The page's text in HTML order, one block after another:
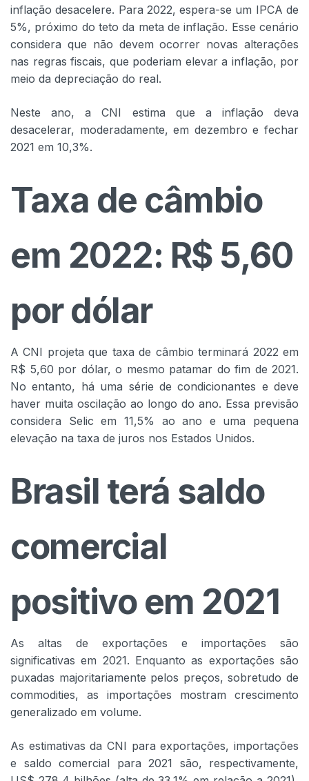
inflação desacelere. Para 2022, espera-se um IPCA de
5%, próximo do teto da meta de inflação. Esse cenário
considera que não devem ocorrer novas alterações
nas regras fiscais, que poderiam elevar a inflação, por
meio da depreciação do real.
Neste ano, a CNI estima que a inflação deva
desacelerar, moderadamente, em dezembro e fechar
2021 em 10,3%.
Taxa de câmbio
em 2022: R$ 5,60
por dólar
A CNI projeta que taxa de câmbio terminará 2022 em
R$ 5,60 por dólar, o mesmo patamar do fim de 2021.
No entanto, há uma série de condicionantes e deve
haver muita oscilação ao longo do ano. Essa previsão
considera Selic em 11,5% ao ano e uma pequena
elevação na taxa de juros nos Estados Unidos.
Brasil terá saldo
comercial
positivo em 2021
As altas de exportações e importações são
significativas em 2021. Enquanto as exportações são
puxadas majoritariamente pelos preços, sobretudo de
commodities, as importações mostram crescimento
generalizado em volume.
As estimativas da CNI para exportações, importações
e saldo comercial para 2021 são, respectivamente,